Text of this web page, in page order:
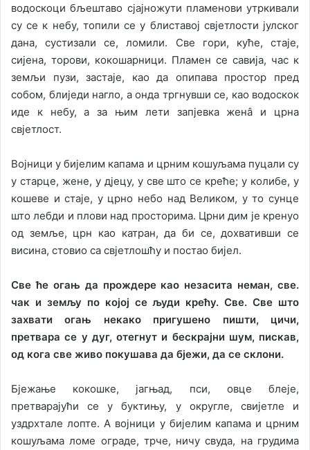
водоскоци бљештаво сјајножути пламенови утркивали
су се к небу, топили се у блиставој свјетлости јулског
дана, сустизали се, ломили. Све гори, куће, стаје,
сијена, торови, кокошарници. Пламен се савија, час к
земљи пузи, застаје, као да опипава простор пред
собом, блиједи нагло, а онда тргнувши се, као водоскок
иде к небу, а за њим лети запјевка женâ и црна
свјетлост.
Војници у бијелим капама и црним кошуљама пуцали су
у старце, жене, у дјецу, у све што се креће; у колибе, у
кошеве и стаје, у црно небо над Великом, у то сунце
што лебди и плови над просторима. Црни дим је кренуо
од земље, црн као катран, да би се, дохвативши се
висина, стовио са свјетлошћу и постао бијел.
Све ће огањ да прождере као незасита неман, све.
чак и земљу по којој се људи крећу. Све. Све што
захвати огањ некако пригушено пишти, цичи,
претвара се у дуг, отегнут и бескрајни шум, пискав,
од кога све живо покушава да бјежи, да се склони.
Бјежање кокошке, јагњад, пси, овце блеје,
претварајући се у буктињу, у округле, свијетле и
уздрхтале лопте. А војници у бијелим капама и црним
кошуљама ломе ограде, трче, ничу свуда, на грудима